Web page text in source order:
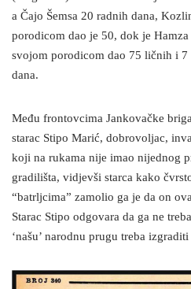
a Čajo Šemsa 20 radnih dana,
porodicom dao je 50, dok je
svojom porodicom dao 75 ličnih i
dana.
Među frontovcima Jankovačke
starac Stipo Marić, dobrovoljac,
koji na rukama nije imao nijednog
gradilišta, vidjevši starca kako
“batrljcima” zamolio ga je da on
Starac Stipo odgovara da ga ne
‘našu’ narodnu prugu treba